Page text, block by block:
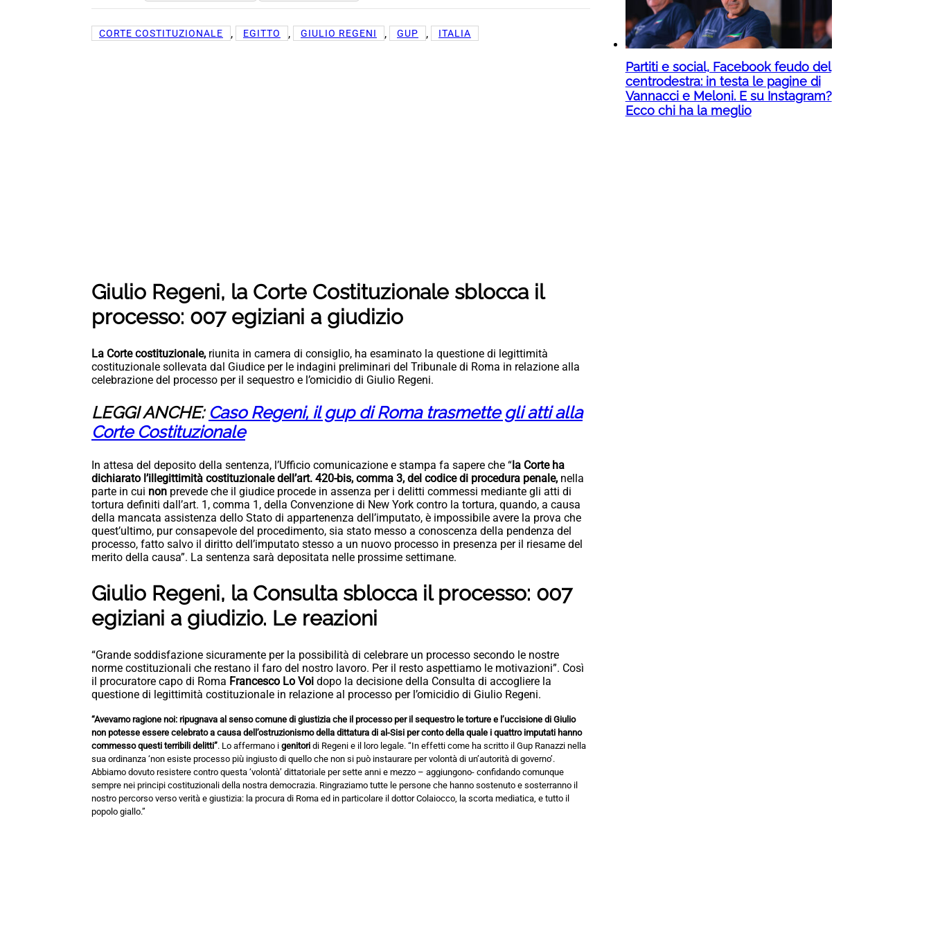
CORTE COSTITUZIONALE , EGITTO , GIULIO REGENI , GUP , ITALIA
Giulio Regeni, la Corte Costituzionale sblocca il
processo: 007 egiziani a giudizio
La Corte costituzionale, riunita in camera di consiglio, ha esaminato la questione di legittimità
costituzionale sollevata dal Giudice per le indagini preliminari del Tribunale di Roma in relazione alla
celebrazione del processo per il sequestro e l’omicidio di Giulio Regeni.
LEGGI ANCHE: Caso Regeni, il gup di Roma trasmette gli atti alla
Corte Costituzionale
In attesa del deposito della sentenza, l’Ufficio comunicazione e stampa fa sapere che “la Corte ha
dichiarato l’illegittimità costituzionale dell’art. 420-bis, comma 3, del codice di procedura penale, nella
parte in cui non prevede che il giudice procede in assenza per i delitti commessi mediante gli atti di
tortura definiti dall’art. 1, comma 1, della Convenzione di New York contro la tortura, quando, a causa
della mancata assistenza dello Stato di appartenenza dell’imputato, è impossibile avere la prova che
quest’ultimo, pur consapevole del procedimento, sia stato messo a conoscenza della pendenza del
processo, fatto salvo il diritto dell’imputato stesso a un nuovo processo in presenza per il riesame del
merito della causa”. La sentenza sarà depositata nelle prossime settimane.
Giulio Regeni, la Consulta sblocca il processo: 007
egiziani a giudizio. Le reazioni
“Grande soddisfazione sicuramente per la possibilità di celebrare un processo secondo le nostre
norme costituzionali che restano il faro del nostro lavoro. Per il resto aspettiamo le motivazioni”. Così
il procuratore capo di Roma Francesco Lo Voi dopo la decisione della Consulta di accogliere la
questione di legittimità costituzionale in relazione al processo per l’omicidio di Giulio Regeni.
“Avevamo ragione noi: ripugnava al senso comune di giustizia che il processo per il sequestro le torture e l’uccisione di Giulio
non potesse essere celebrato a causa dell’ostruzionismo della dittatura di al-Sisi per conto della quale i quattro imputati hanno
commesso questi terribili delitti”. Lo affermano i genitori di Regeni e il loro legale. “In effetti come ha scritto il Gup Ranazzi nella
sua ordinanza ‘non esiste processo più ingiusto di quello che non si può instaurare per volontà di un’autorità di governo’.
Abbiamo dovuto resistere contro questa ‘volontà’ dittatoriale per sette anni e mezzo – aggiungono- confidando comunque
sempre nei principi costituzionali della nostra democrazia. Ringraziamo tutte le persone che hanno sostenuto e sosterranno il
nostro percorso verso verità e giustizia: la procura di Roma ed in particolare il dottor Colaiocco, la scorta mediatica, e tutto il
popolo giallo.”
Partiti e social, Facebook feudo del
centrodestra: in testa le pagine di
Vannacci e Meloni. E su Instagram?
Ecco chi ha la meglio